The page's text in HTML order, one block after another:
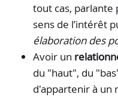
tout cas, parlante
sens de l’intérêt
élaboration des
Avoir un
du "haut", du
d'appartenir à un